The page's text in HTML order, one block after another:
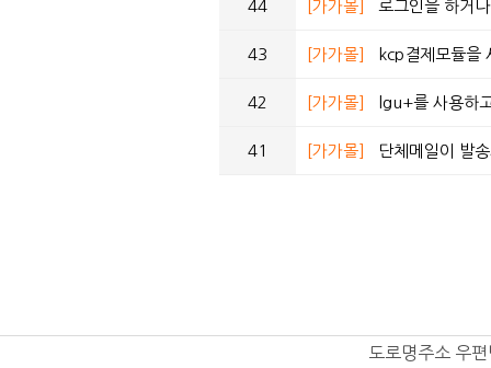
44 [가가몰] 로그인을 하거
43 [가가몰] kcp결제모듈을
42 [가가몰] lgu+를 사용하
41 [가가몰] 단체메일이 발
도로명주소 우